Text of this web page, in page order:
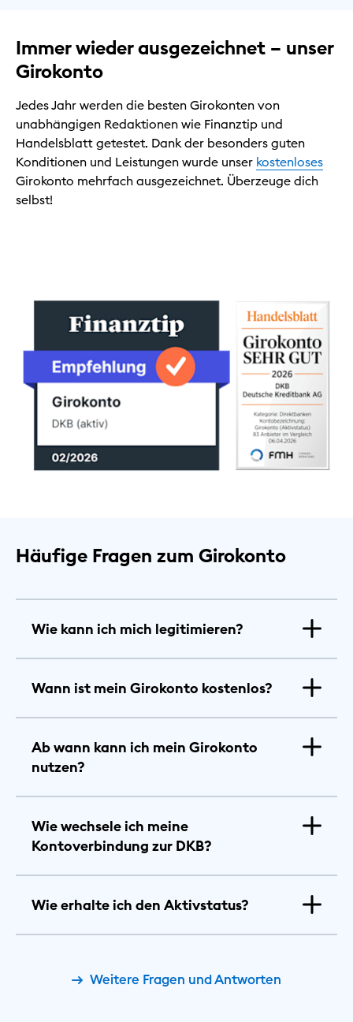
Immer wieder ausgezeichnet – unser
Girokonto
Jedes Jahr werden die besten Girokonten von
unabhängigen Redaktionen wie Finanztip und
Handelsblatt getestet. Dank der besonders guten
Konditionen und Leistungen wurde unser kostenloses
Girokonto mehrfach ausgezeichnet. Überzeuge dich
selbst!
Häufige Fragen zum Girokonto
Wie kann ich mich legitimieren?
Wann ist mein Girokonto kostenlos?
Ab wann kann ich mein Girokonto
nutzen?
Wie wechsele ich meine
Kontoverbindung zur DKB?
Wie erhalte ich den Aktivstatus?
Weitere Fragen und Antworten